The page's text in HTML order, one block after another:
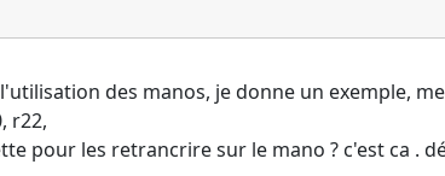
des manos, je donne un exemple,
r22,
pour les retrancrire sur le mano ? c'est ca .